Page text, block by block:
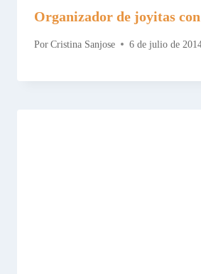
Organizador de joyitas
Por Cristina Sanjose 6 de julio de